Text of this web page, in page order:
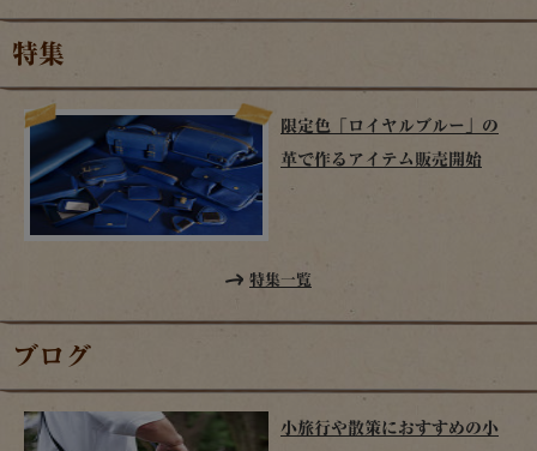
特集
限定色「ロイヤルブルー」の
革で作るアイテム販売開始
特集一覧
ブログ
小旅行や散策におすすめの小